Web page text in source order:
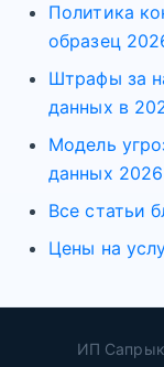
Политика
образец
Штрафы за
данных в
Модель
данных 2026
Все статьи
Цены на
ИП